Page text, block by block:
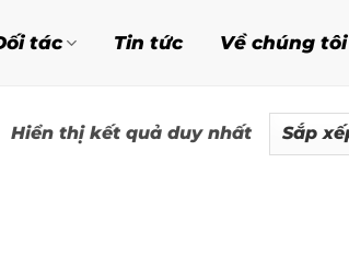
tác Tin tức Về chúng tôi
Hiển thị kết quả duy nhất